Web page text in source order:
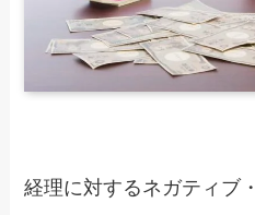
経理に対するネガティブ